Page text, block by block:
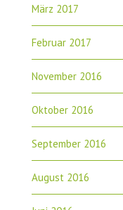
März 2017
Februar 2017
November 2016
Oktober 2016
September 2016
August 2016